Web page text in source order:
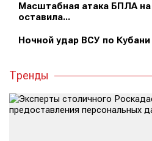
Масштабная атака БПЛА
оставила...
Ночной удар ВСУ по Кубани
Тренды